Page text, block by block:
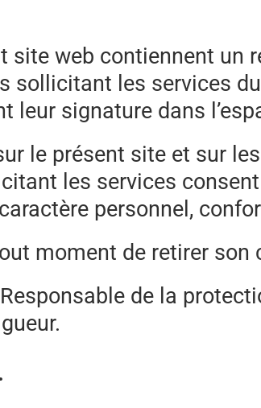
web contiennent un
sollicitant les services
signature dans
le présent site et sur
les services
personnel,
moment de retirer son
de la